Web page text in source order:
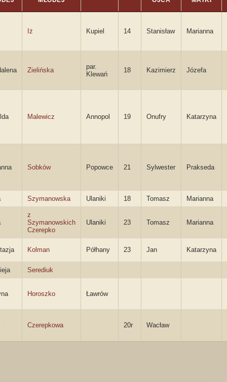
Iż Kupiel 14 Stanisław Marianna
Zielińska
par.
Klewań
18 Kazimierz Józefa
Malewicz Annopol 19 Onufry Katarzyna
Sobków Popowce 21 Sylwester Prakseda
Szymanowska Ulaniki 18 Tomasz Marianna
z
Szymanowskich
Czerepko
Ulaniki 23 Tomasz Marianna
Kolman Półhany 23 Jan Katarzyna
Serediuk
Horoszko Ławrów
Czerepkowa 20r Wacław